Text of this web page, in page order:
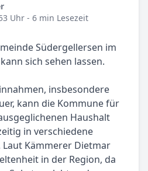
Uhr - 6 min Lesezeit
Südergellersen im
sich sehen lassen.
insbesondere
kann die Kommune für
Haushalt
in verschiedene
Kämmerer Dietmar
in der Region, da